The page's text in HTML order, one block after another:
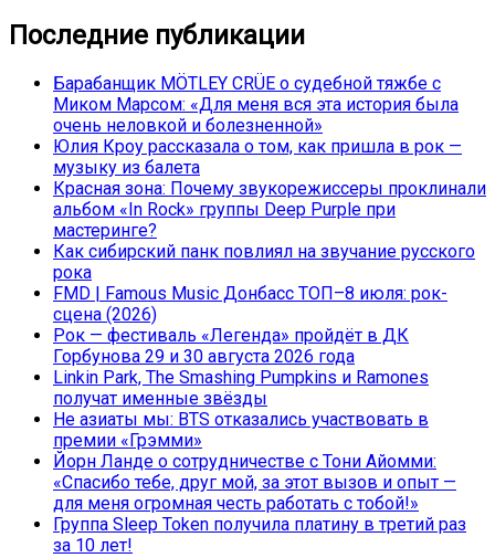
Последние публикации
Барабанщик MÖTLEY CRÜE о судебной тяжбе с
Миком Марсом: «Для меня вся эта история была
очень неловкой и болезненной»
Юлия Кроу рассказала о том, как пришла в рок —
музыку из балета
Красная зона: Почему звукорежиссеры проклинали
альбом «In Rock» группы Deep Purple при
мастеринге?
Как сибирский панк повлиял на звучание русского
рока
FMD | Famous Music Донбасс ТОП–8 июля: рок-
сцена (2026)
Рок — фестиваль «Легенда» пройдёт в ДК
Горбунова 29 и 30 августа 2026 года
Linkin Park, The Smashing Pumpkins и Ramones
получат именные звёзды
Не азиаты мы: BTS отказались участвовать в
премии «Грэмми»
Йорн Ланде о сотрудничестве с Тони Айомми:
«Спасибо тебе, друг мой, за этот вызов и опыт —
для меня огромная честь работать с тобой!»
Группа Sleep Token получила платину в третий раз
за 10 лет!